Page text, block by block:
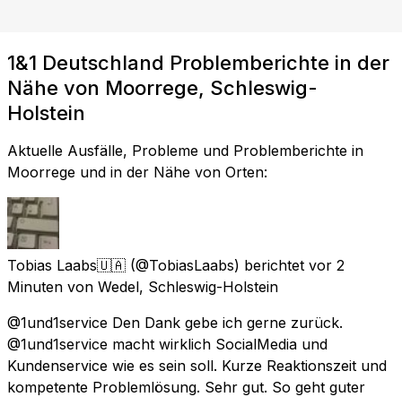
1&1 Deutschland Problemberichte in der
Nähe von Moorrege, Schleswig-
Holstein
Aktuelle Ausfälle, Probleme und Problemberichte in
Moorrege und in der Nähe von Orten:
Tobias Laabs🇺🇦 (@TobiasLaabs) berichtet vor 2
Minuten von Wedel, Schleswig-Holstein
@1und1service Den Dank gebe ich gerne zurück.
@1und1service macht wirklich SocialMedia und
Kundenservice wie es sein soll. Kurze Reaktionszeit und
kompetente Problemlösung. Sehr gut. So geht guter